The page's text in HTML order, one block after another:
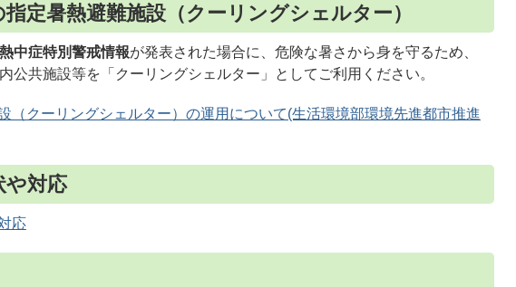
定暑熱避難施設（クーリングシェルター）
熱中症特別警戒情報が発表された場合に、危険な暑さから身を守るため、
公共施設等を「クーリングシェルター」としてご利用ください。
（クーリングシェルター）の運用について(生活環境部環境先進都市推進
や対応
応